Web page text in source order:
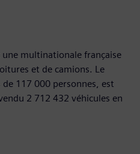
une multinationale française
et de camions. Le
117 000 personnes, est
2 712 432 véhicules en